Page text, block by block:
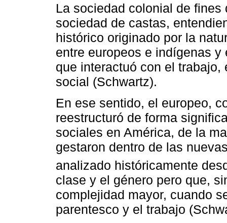
La sociedad colonial de
sociedad de castas,
histórico originado por la
entre europeos e indígenas
que interactuó con el
social (Schwartz).
En ese sentido, el europeo,
reestructuró de forma
sociales en América, de la
gestaron dentro de las
analizado históricamente
clase y el género pero que,
complejidad mayor, cuando
parentesco y el trabajo